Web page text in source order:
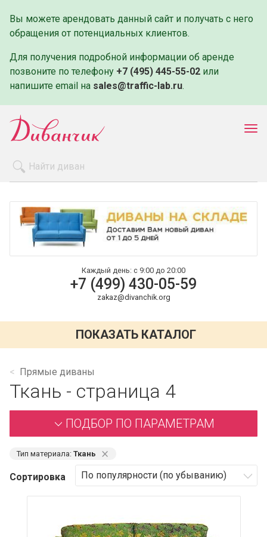
Вы можете арендовать данный сайт и получать с него
обращения от потенциальных клиентов.
Для получения подробной информации об аренде
позвоните по телефону +7 (495) 445-55-02 или
напишите email на sales@traffic-lab.ru.
Оплата и доставка
Контакты
Каждый день: с 9:00 до 20:00
+7 (499) 430-05-59
zakaz@divanchik.org
ПОКАЗАТЬ КАТАЛОГ
Прямые диваны
Ткань - страница 4
ПОДБОР ПО ПАРАМЕТРАМ
Тип материала: Ткань ⨯
Сортировка